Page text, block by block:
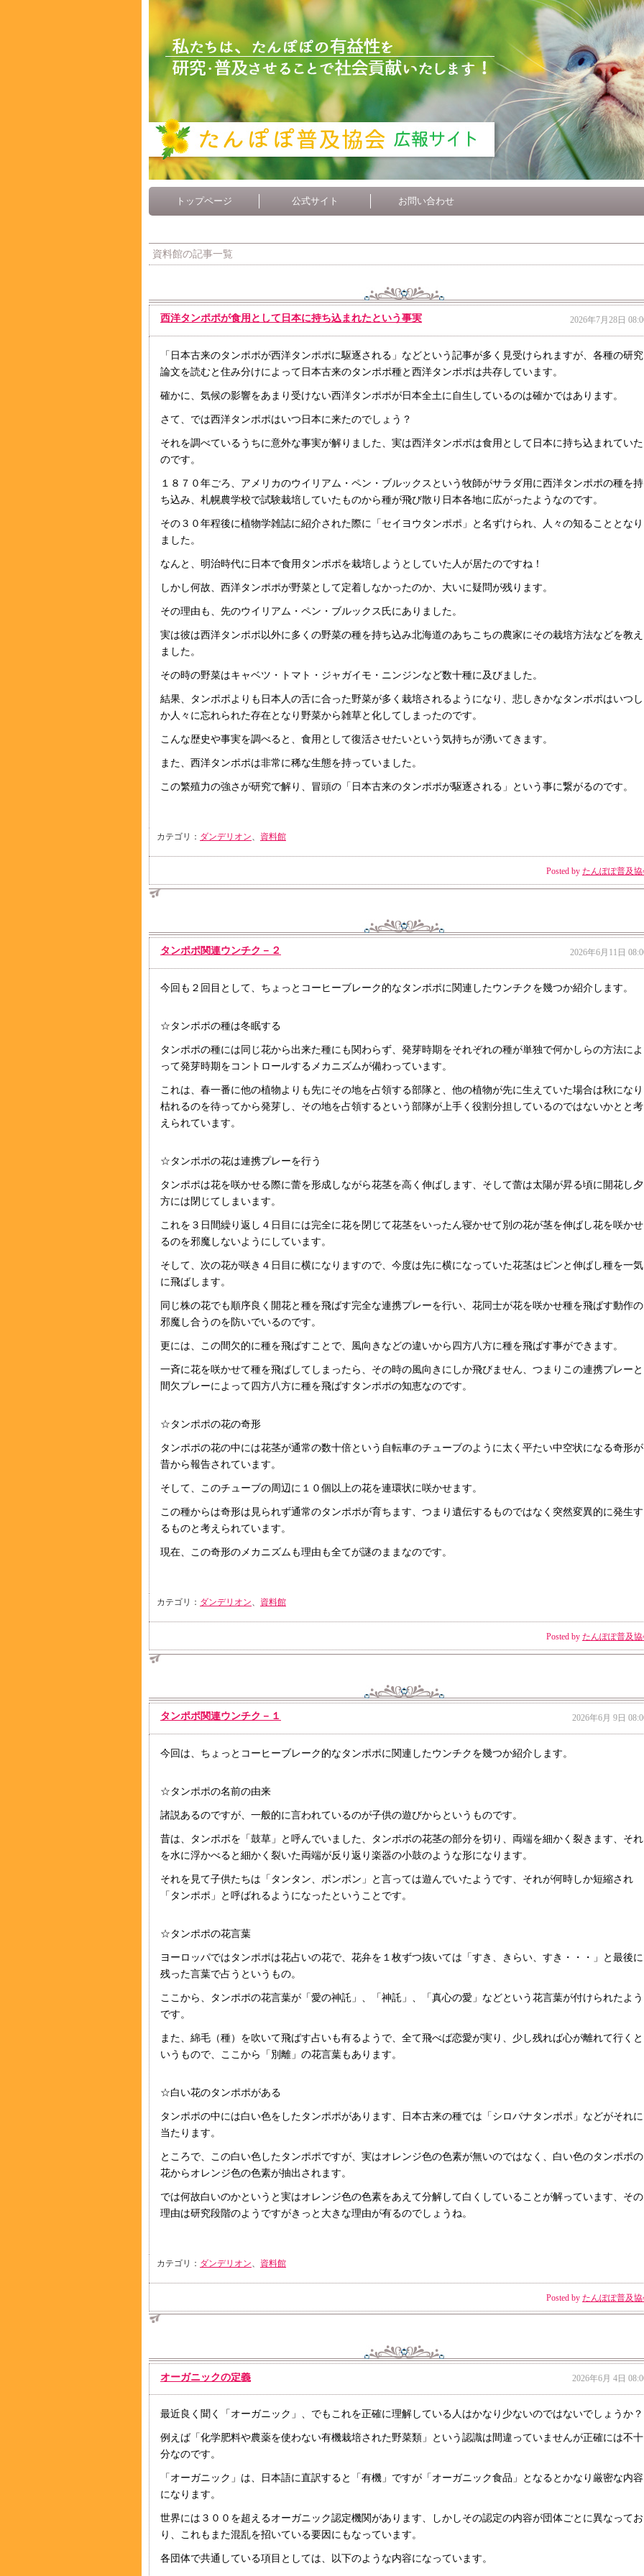
トップページ 公式サイト お問い合わせ
資料館の記事一覧
西洋タンポポが食用として日本に持ち込まれたという事実 2026年7月28日
「日本古来のタンポポが西洋タンポポに駆逐される」などという記事が多く見受けられますが、各種の研究
論文を読むと住み分けによって日本古来のタンポポ種と西洋タンポポは共存しています。
確かに、気候の影響をあまり受けない西洋タンポポが日本全土に自生しているのは確かではあります。
さて、では西洋タンポポはいつ日本に来たのでしょう？
それを調べているうちに意外な事実が解りました、実は西洋タンポポは食用として日本に持ち込まれていた
のです。
１８７０年ごろ、アメリカのウイリアム・ペン・ブルックスという牧師がサラダ用に西洋タンポポの種を持
ち込み、札幌農学校で試験栽培していたものから種が飛び散り日本各地に広がったようなのです。
その３０年程後に植物学雑誌に紹介された際に「セイヨウタンポポ」と名ずけられ、人々の知ることとなり
ました。
なんと、明治時代に日本で食用タンポポを栽培しようとしていた人が居たのですね！
しかし何故、西洋タンポポが野菜として定着しなかったのか、大いに疑問が残ります。
その理由も、先のウイリアム・ペン・ブルックス氏にありました。
実は彼は西洋タンポポ以外に多くの野菜の種を持ち込み北海道のあちこちの農家にその栽培方法などを教え
ました。
その時の野菜はキャベツ・トマト・ジャガイモ・ニンジンなど数十種に及びました。
結果、タンポポよりも日本人の舌に合った野菜が多く栽培されるようになり、悲しきかなタンポポはいつし
か人々に忘れられた存在となり野菜から雑草と化してしまったのです。
こんな歴史や事実を調べると、食用として復活させたいという気持ちが湧いてきます。
また、西洋タンポポは非常に稀な生態を持っていました。
この繁殖力の強さが研究で解り、冒頭の「日本古来のタンポポが駆逐される」という事に繋がるのです。
カテゴリ： ダンデリオン、 資料館
Posted by たんぽぽ普及
タンポポ関連ウンチク－２ 2026年6月11日
今回も２回目として、ちょっとコーヒーブレーク的なタンポポに関連したウンチクを幾つか紹介します。
☆タンポポの種は冬眠する
タンポポの種には同じ花から出来た種にも関わらず、発芽時期をそれぞれの種が単独で何かしらの方法によ
って発芽時期をコントロールするメカニズムが備わっています。
これは、春一番に他の植物よりも先にその地を占領する部隊と、他の植物が先に生えていた場合は秋になり
枯れるのを待ってから発芽し、その地を占領するという部隊が上手く役割分担しているのではないかとと考
えられています。
☆タンポポの花は連携プレーを行う
タンポポは花を咲かせる際に蕾を形成しながら花茎を高く伸ばします、そして蕾は太陽が昇る頃に開花し夕
方には閉じてしまいます。
これを３日間繰り返し４日目には完全に花を閉じて花茎をいったん寝かせて別の花が茎を伸ばし花を咲かせ
るのを邪魔しないようにしています。
そして、次の花が咲き４日目に横になりますので、今度は先に横になっていた花茎はピンと伸ばし種を一気
に飛ばします。
同じ株の花でも順序良く開花と種を飛ばす完全な連携プレーを行い、花同士が花を咲かせ種を飛ばす動作の
邪魔し合うのを防いでいるのです。
更には、この間欠的に種を飛ばすことで、風向きなどの違いから四方八方に種を飛ばす事ができます。
一斉に花を咲かせて種を飛ばしてしまったら、その時の風向きにしか飛びません、つまりこの連携プレーと
間欠プレーによって四方八方に種を飛ばすタンポポの知恵なのです。
☆タンポポの花の奇形
タンポポの花の中には花茎が通常の数十倍という自転車のチューブのように太く平たい中空状になる奇形が
昔から報告されています。
そして、このチューブの周辺に１０個以上の花を連環状に咲かせます。
この種からは奇形は見られず通常のタンポポが育ちます、つまり遺伝するものではなく突然変異的に発生す
るものと考えられています。
現在、この奇形のメカニズムも理由も全てが謎のままなのです。
カテゴリ： ダンデリオン 資料館
Posted by たんぽぽ普及
タンポポ関連ウンチク－１ 2026年6月 9日
今回は、ちょっとコーヒーブレーク的なタンポポに関連したウンチクを幾つか紹介します。
☆タンポポの名前の由来
諸説あるのですが、一般的に言われているのが子供の遊びからというものです。
昔は、タンポポを「鼓草」と呼んでいました、タンポポの花茎の部分を切り、両端を細かく裂きます、それ
を水に浮かべると細かく裂いた両端が反り返り楽器の小鼓のような形になります。
それを見て子供たちは「タンタン、ポンポン」と言っては遊んでいたようです、それが何時しか短縮され
「タンポポ」と呼ばれるようになったということです。
☆タンポポの花言葉
ヨーロッパではタンポポは花占いの花で、花弁を１枚ずつ抜いては「すき、きらい、すき・・・」と最後に
残った言葉で占うというもの。
ここから、タンポポの花言葉が「愛の神託」、「神託」、「真心の愛」などという花言葉が付けられたよう
です。
また、綿毛（種）を吹いて飛ばす占いも有るようで、全て飛べば恋愛が実り、少し残れば心が離れて行くと
いうもので、ここから「別離」の花言葉もあります。
☆白い花のタンポポがある
タンポポの中には白い色をしたタンポポがあります、日本古来の種では「シロバナタンポポ」などがそれに
当たります。
ところで、この白い色したタンポポですが、実はオレンジ色の色素が無いのではなく、白い色のタンポポの
花からオレンジ色の色素が抽出されます。
では何故白いのかというと実はオレンジ色の色素をあえて分解して白くしていることが解っています、その
理由は研究段階のようですがきっと大きな理由が有るのでしょうね。
カテゴリ： ダンデリオン 資料館
Posted by たんぽぽ普及
オーガニックの定義 2026年6月 4日
最近良く聞く「オーガニック」、でもこれを正確に理解している人はかなり少ないのではないでしょうか？
例えば「化学肥料や農薬を使わない有機栽培された野菜類」という認識は間違っていませんが正確には不十
分なのです。
「オーガニック」は、日本語に直訳すると「有機」ですが「オーガニック食品」となるとかなり厳密な内容
になります。
世界には３００を超えるオーガニック認定機関があります、しかしその認定の内容が団体ごとに異なってお
り、これもまた混乱を招いている要因にもなっています。
各団体で共通している項目としては、以下のような内容になっています。